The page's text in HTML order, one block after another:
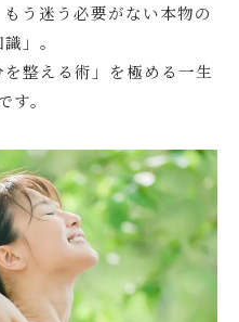
う迷う必要がない本物の
」。
整える術」を極める一生
す。